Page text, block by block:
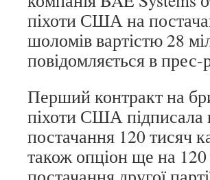
піхоти США на
шоломів вартістю 28
повідомляється в прес-
Перший контракт на
піхоти США підписала
постачання 120 тисяч
також опціон ще на